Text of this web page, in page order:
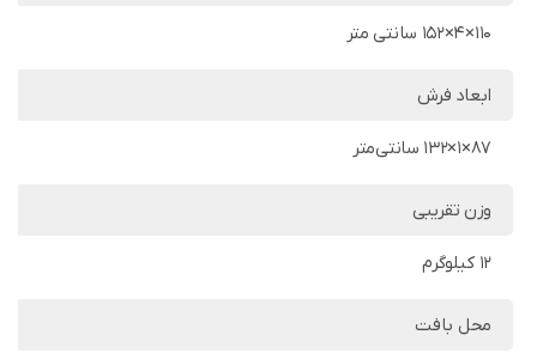
110×4×152 سانتی متر
ابعاد فرش
87×1×132 سانتی‌متر
وزن تقریبی
12 کیلوگرم
محل بافت